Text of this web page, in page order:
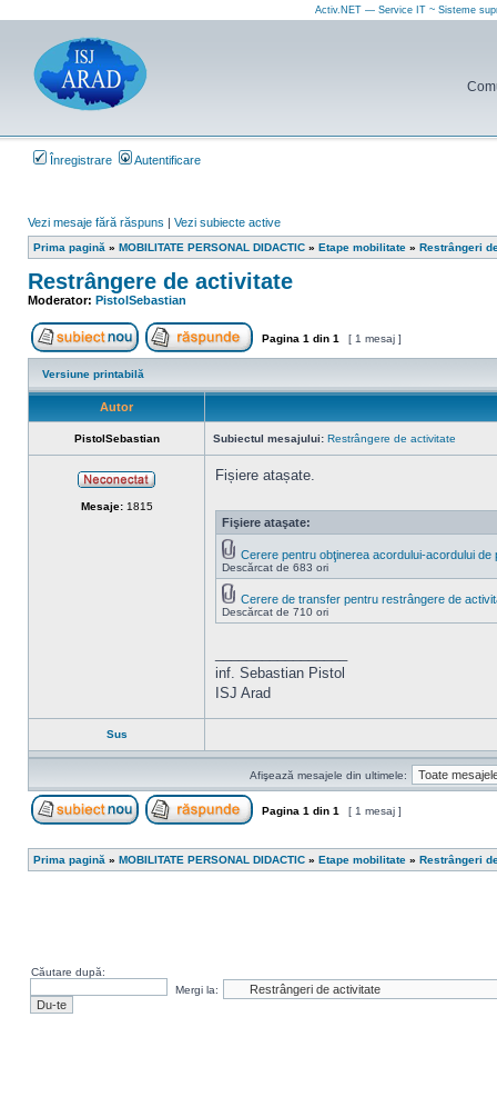
Activ.NET — Service IT ~ Sisteme
Înregistrare Autentificare
Vezi mesaje fără răspuns | Vezi subiecte active
Prima pagină » MOBILITATE PERSONAL DIDACTIC » Etape mobilitate » Restrângeri
Restrângere de activitate
Moderator: PistolSebastian
Scrie un subiect nou Răspunde la subiect
Pagina 1 din 1 [ 1 mesaj ]
Versiune printabilă
Autor
PistolSebastian Subiectul mesajului: Restrângere de activitate
Mesaje:1815
Fișiere atașate.
Fişiere ataşate:
Cerere pentru obţinerea acordului-acordului de
Descărcat de 683 ori
Cerere de transfer pentru restrângere de
Descărcat de 710 ori
inf. Sebastian Pistol
ISJ Arad
Sus
Afişează mesajele din ultimele:
Pagina 1 din 1 [ 1 mesaj ]
Prima pagină » MOBILITATE PERSONAL DIDACTIC » Etape mobilitate » Restrângeri
Căutare după:
Mergi la: